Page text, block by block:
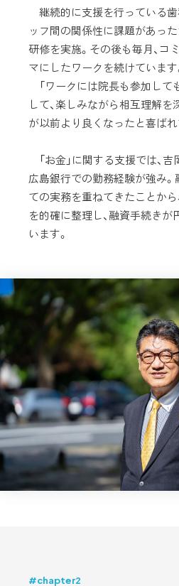
継続的に支援を行っている歯
ッフ間の関係性に課題があっ
研修を実施。その後も毎月、コ
マにしたワークを続けています
「ワークには院長も参加して
して、楽しみながら相互理解
が以前より良くなったと喜ばれ
「お金」に関する支援では、
広島銀行での勤務経験が強み
ての実務を重ねてきたことか
を的確に整理し、融資手続き
います。
#chapter2